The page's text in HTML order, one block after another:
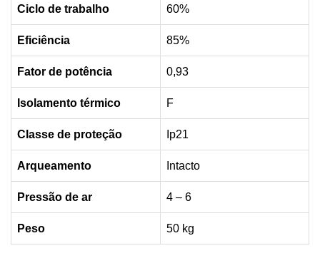
Ciclo de trabalho 60%
Eficiência 85%
Fator de potência 0,93
Isolamento térmico F
Classe de proteção Ip21
Arqueamento Intacto
Pressão de ar 4 – 6
Peso 50 kg